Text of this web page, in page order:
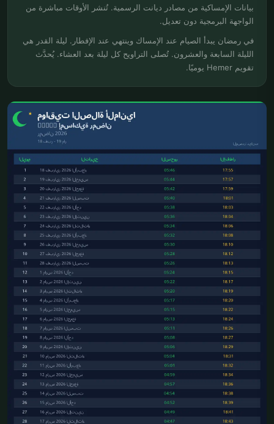
بيانات الإمساكية من مصادر ديانت الرسمية. تُنشر الأوقات مباشرة من
الواجهة البرمجية دون تعديل.
في رمضان يبدأ الصيام عند الإمساك وينتهي عند الإفطار. ليلة القدر هي
الليلة السابعة والعشرون. تُصلى التراويح كل ليلة بعد العشاء. يُحدَّث
تقويم Hemer يوميًا.